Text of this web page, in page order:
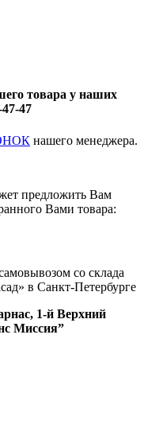
товара у наших
47
нашего менеджера.
предложить Вам
Вами товара:
со склада
в Санкт-Петербурге
1-й Верхний
Миссия”